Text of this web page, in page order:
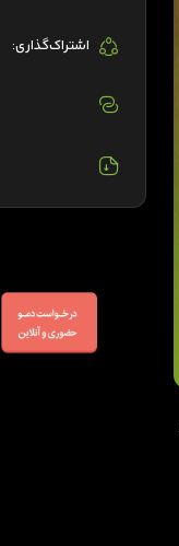
اشتراک‌گذاری: